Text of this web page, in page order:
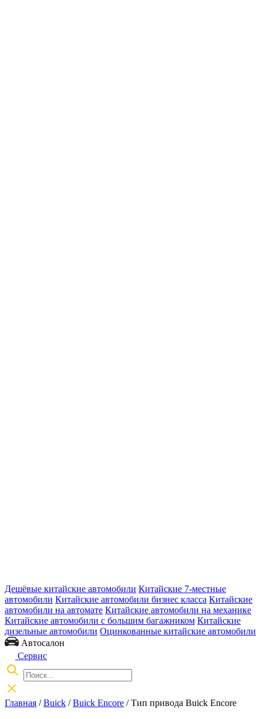
Дешёвые китайские автомобили Китайские 7-местные
автомобили Китайские автомобили бизнес класса Китайские
автомобили на автомате Китайские автомобили на механике
Китайские автомобили с большим багажником Китайские
дизельные автомобили Оцинкованные китайские автомобили
Автосалон
Сервис
Главная /Buick /Buick Encore / Тип привода Buick Encore